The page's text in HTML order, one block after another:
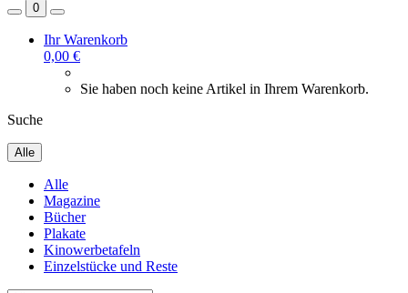
0
Ihr Warenkorb
0,00 €
Sie haben noch keine Artikel in Ihrem Warenkorb.
Suche
Alle
Alle
Magazine
Bücher
Plakate
Kinowerbetafeln
Einzelstücke und Reste